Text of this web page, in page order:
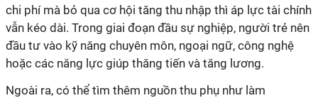
chi phí mà bỏ qua cơ hội tăng thu nhập thì áp lực tài chính
vẫn kéo dài. Trong giai đoạn đầu sự nghiệp, người trẻ nên
đầu tư vào kỹ năng chuyên môn, ngoại ngữ, công nghệ
hoặc các năng lực giúp thăng tiến và tăng lương.
Ngoài ra, có thể tìm thêm nguồn thu phụ như làm